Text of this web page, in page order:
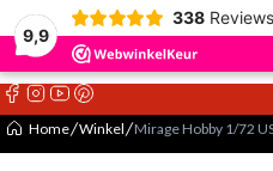
9,9
338 Reviews
Home Winkel Mirage Hobby 1/72